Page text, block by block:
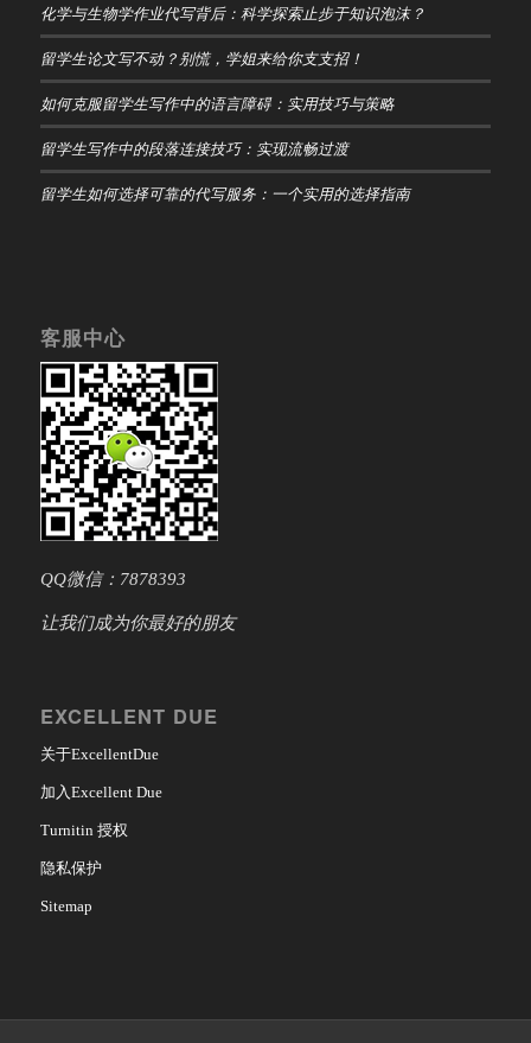
化学与生物学作业代写背后：科学探索止步于知识泡沫？
留学生论文写不动？别慌，学姐来给你支支招！
如何克服留学生写作中的语言障碍：实用技巧与策略
留学生写作中的段落连接技巧：实现流畅过渡
留学生如何选择可靠的代写服务：一个实用的选择指南
客服中心
QQ微信：7878393
让我们成为你最好的朋友
EXCELLENT DUE
关于ExcellentDue
加入Excellent Due
Turnitin 授权
隐私保护
Sitemap